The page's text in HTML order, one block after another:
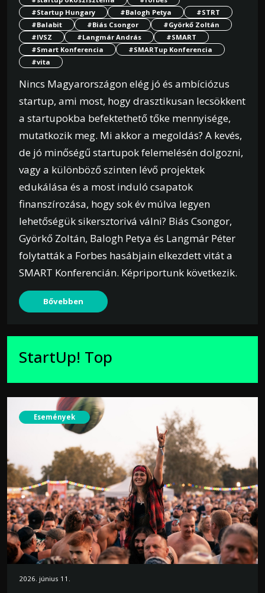
#Startup Hungary
#Balogh Petya
#STRT
#Balabit
#Biás Csongor
#Györkő Zoltán
#IVSZ
#Langmár András
#SMART
#Smart Konferencia
#SMARTup Konferencia
#vita
Nincs Magyarországon elég jó és ambíciózus
startup, ami most, hogy drasztikusan lecsökkent
a startupokba befektethető tőke mennyisége,
mutatkozik meg. Mi akkor a megoldás? A kevés,
de jó minőségű startupok felemelésén dolgozni,
vagy a különböző szinten lévő projektek
edukálása és a most induló csapatok
finanszírozása, hogy sok év múlva legyen
lehetőségük sikersztorivá válni? Biás Csongor,
Györkő Zoltán, Balogh Petya és Langmár Péter
folytatták a Forbes hasábjain elkezdett vitát a
SMART Konferencián. Képriportunk következik.
Bővebben
StartUp! Top
Események
2026. június 11.